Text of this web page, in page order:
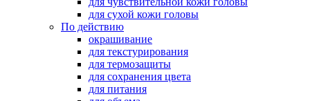
для сухой кожи головы
По действию
окрашивание
для текстурирования
для термозащиты
для сохранения цвета
для питания